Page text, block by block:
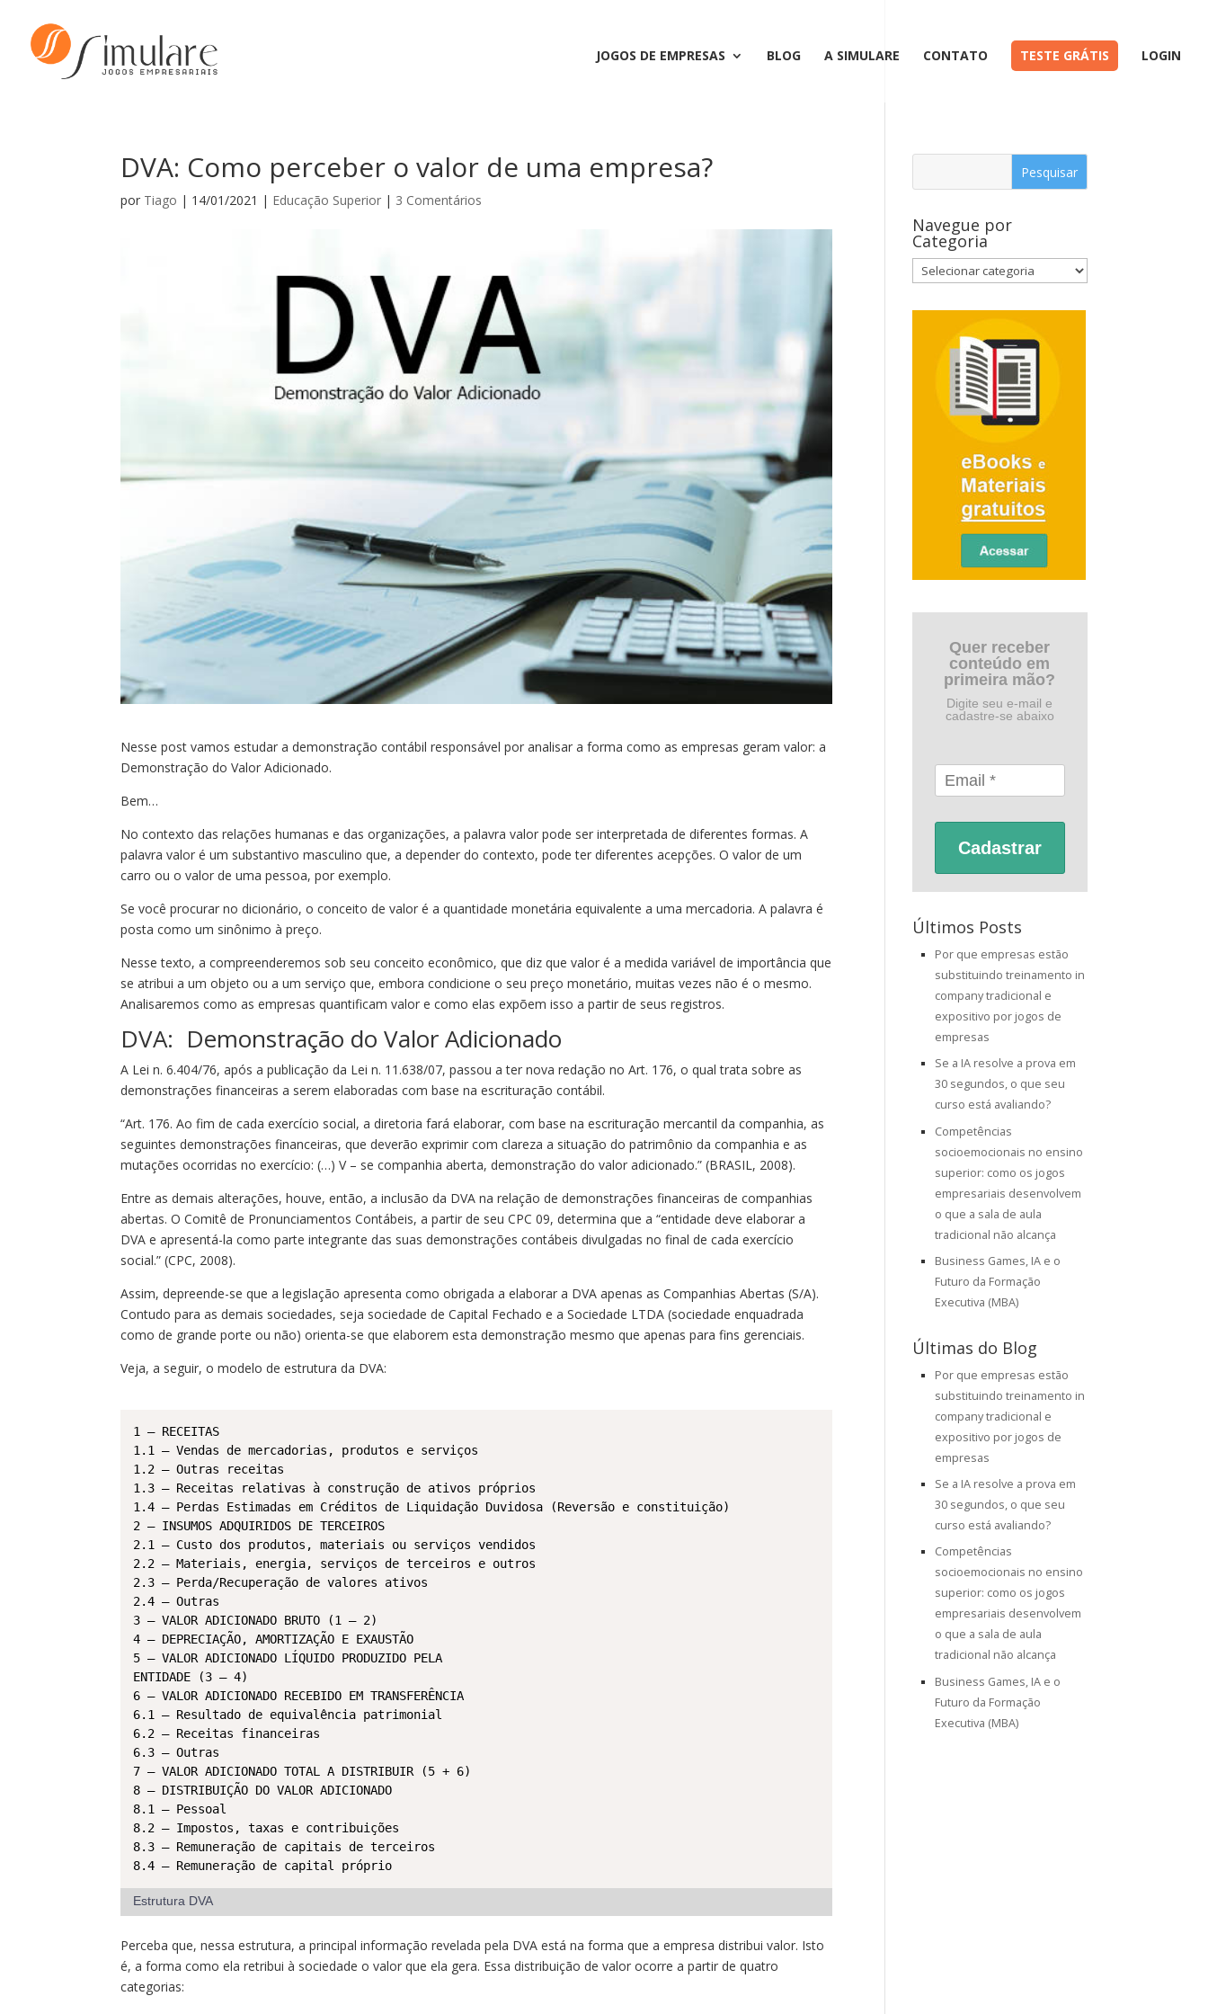
JOGOS DE EMPRESAS BLOG A SIMULARE CONTATO TESTE GRÁTIS LOGIN
DVA: Como perceber o valor de uma empresa?
por Tiago | 14/01/2021 | Educação Superior | 3 Comentários
Nesse post vamos estudar a demonstração contábil responsável por analisar a forma como as empresas geram valor: a
Demonstração do Valor Adicionado.
Bem…
No contexto das relações humanas e das organizações, a palavra valor pode ser interpretada de diferentes formas. A
palavra valor é um substantivo masculino que, a depender do contexto, pode ter diferentes acepções. O valor de um
carro ou o valor de uma pessoa, por exemplo.
Se você procurar no dicionário, o conceito de valor é a quantidade monetária equivalente a uma mercadoria. A palavra é
posta como um sinônimo à preço.
Nesse texto, a compreenderemos sob seu conceito econômico, que diz que valor é a medida variável de importância que
se atribui a um objeto ou a um serviço que, embora condicione o seu preço monetário, muitas vezes não é o mesmo.
Analisaremos como as empresas quantificam valor e como elas expõem isso a partir de seus registros.
DVA: Demonstração do Valor Adicionado
A Lei n. 6.404/76, após a publicação da Lei n. 11.638/07, passou a ter nova redação no Art. 176, o qual trata sobre as
demonstrações financeiras a serem elaboradas com base na escrituração contábil.
“Art. 176. Ao fim de cada exercício social, a diretoria fará elaborar, com base na escrituração mercantil da companhia, as
seguintes demonstrações financeiras, que deverão exprimir com clareza a situação do patrimônio da companhia e as
mutações ocorridas no exercício: (…) V – se companhia aberta, demonstração do valor adicionado.” (BRASIL, 2008).
Entre as demais alterações, houve, então, a inclusão da DVA na relação de demonstrações financeiras de companhias
abertas. O Comitê de Pronunciamentos Contábeis, a partir de seu CPC 09, determina que a “entidade deve elaborar a
DVA e apresentá-la como parte integrante das suas demonstrações contábeis divulgadas no final de cada exercício
social.” (CPC, 2008).
Assim, depreende-se que a legislação apresenta como obrigada a elaborar a DVA apenas as Companhias Abertas (S/A).
Contudo para as demais sociedades, seja sociedade de Capital Fechado e a Sociedade LTDA (sociedade enquadrada
como de grande porte ou não) orienta-se que elaborem esta demonstração mesmo que apenas para fins gerenciais.
Veja, a seguir, o modelo de estrutura da DVA:
1 – RECEITAS
1.1 – Vendas de mercadorias, produtos e serviços
1.2 – Outras receitas
1.3 – Receitas relativas à construção de ativos próprios
1.4 – Perdas Estimadas em Créditos de Liquidação Duvidosa (Reversão e constituição)
2 – INSUMOS ADQUIRIDOS DE TERCEIROS
2.1 – Custo dos produtos, materiais ou serviços vendidos
2.2 – Materiais, energia, serviços de terceiros e outros
2.3 – Perda/Recuperação de valores ativos
2.4 – Outras
3 – VALOR ADICIONADO BRUTO (1 – 2)
4 – DEPRECIAÇÃO, AMORTIZAÇÃO E EXAUSTÃO
5 – VALOR ADICIONADO LÍQUIDO PRODUZIDO PELA
ENTIDADE (3 – 4)
6 – VALOR ADICIONADO RECEBIDO EM TRANSFERÊNCIA
6.1 – Resultado de equivalência patrimonial
6.2 – Receitas financeiras
6.3 – Outras
7 – VALOR ADICIONADO TOTAL A DISTRIBUIR (5 + 6)
8 – DISTRIBUIÇÃO DO VALOR ADICIONADO
8.1 – Pessoal
8.2 – Impostos, taxas e contribuições
8.3 – Remuneração de capitais de terceiros
8.4 – Remuneração de capital próprio
Estrutura DVA
Perceba que, nessa estrutura, a principal informação revelada pela DVA está na forma que a empresa distribui valor. Isto
é, a forma como ela retribui à sociedade o valor que ela gera. Essa distribuição de valor ocorre a partir de quatro
categorias:
Navegue por
Categoria
Quer receber
conteúdo em
primeira mão?
Digite seu e-mail e
cadastre-se abaixo
Cadastrar
Últimos Posts
Por que empresas estão
substituindo treinamento in
company tradicional e
expositivo por jogos de
empresas
Se a IA resolve a prova em
30 segundos, o que seu
curso está avaliando?
Competências
socioemocionais no ensino
superior: como os jogos
empresariais desenvolvem
o que a sala de aula
tradicional não alcança
Business Games, IA e o
Futuro da Formação
Executiva (MBA)
Últimas do Blog
Por que empresas estão
substituindo treinamento in
company tradicional e
expositivo por jogos de
empresas
Se a IA resolve a prova em
30 segundos, o que seu
curso está avaliando?
Competências
socioemocionais no ensino
superior: como os jogos
empresariais desenvolvem
o que a sala de aula
tradicional não alcança
Business Games, IA e o
Futuro da Formação
Executiva (MBA)